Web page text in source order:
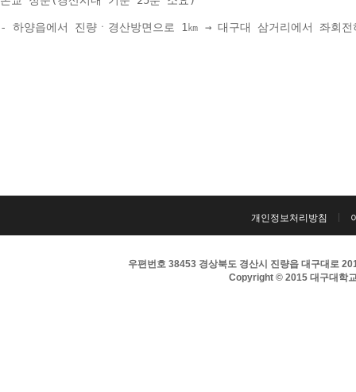
- 하양읍에서 진량ㆍ경산방면으로 1㎞ → 대구대 삼거리에서 좌
개인정보처리방침
우편번호 38453 경상북도 경산시 진량읍 대구대로
Copyright © 2015 대구대학